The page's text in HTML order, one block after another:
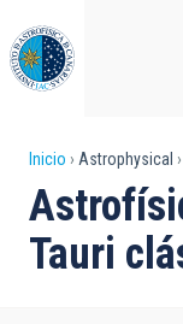
al
contenido
principal
enlaces
de
Inicio Astrophysical
Tauri